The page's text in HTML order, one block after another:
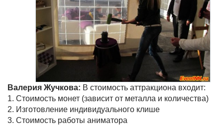
Валерия Жучкова: В стоимость аттракциона входит:
1. Стоимость монет (зависит от металла и количества)
2. Изготовление индивидуального клише
3. Стоимость работы аниматора